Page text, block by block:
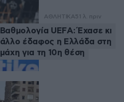
ΑΘΛΗΤΙΚΑ51 λ. πριν
Βαθμολογία UEFA: Έχασε κι
άλλο έδαφος η Ελλάδα στη
μάχη για τη 10η θέση